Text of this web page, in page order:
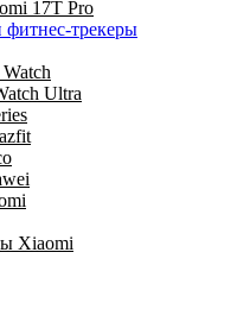
17Т Pro
трекеры
Ultra
Xiaomi